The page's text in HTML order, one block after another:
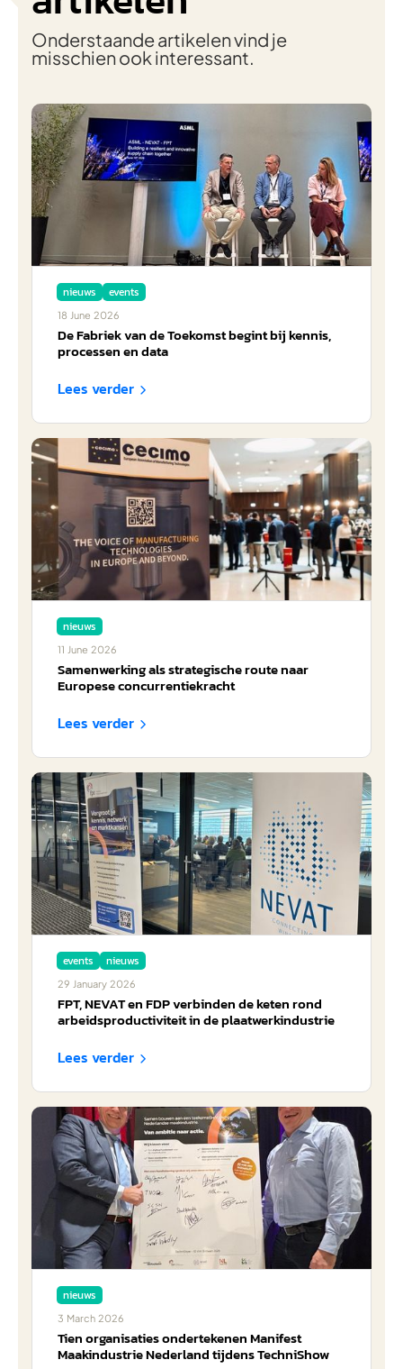
Onderstaande artikelen vind je
misschien ook interessant.
nieuws events
18 June 2026
De Fabriek van de Toekomst begint bij kennis,
processen en data
Lees verder 
nieuws
11 June 2026
Samenwerking als strategische route naar
Europese concurrentiekracht
Lees verder 
events nieuws
29 January 2026
FPT, NEVAT en FDP verbinden de keten rond
arbeidsproductiviteit in de plaatwerkindustrie
Lees verder 
nieuws
3 March 2026
Tien organisaties ondertekenen Manifest
Maakindustrie Nederland tijdens TechniShow